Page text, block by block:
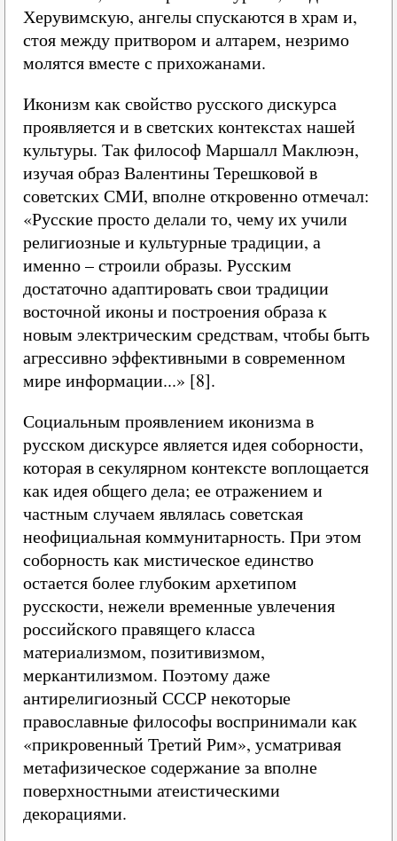
Херувимскую, ангелы спускаются в храм и,
стоя между притвором и алтарем, незримо
молятся вместе с прихожанами.
Иконизм как свойство русского дискурса
проявляется и в светских контекстах нашей
культуры. Так философ Маршалл Маклюэн,
изучая образ Валентины Терешковой в
советских СМИ, вполне откровенно отмечал:
«Русские просто делали то, чему их учили
религиозные и культурные традиции, а
именно – строили образы. Русским
достаточно адаптировать свои традиции
восточной иконы и построения образа к
новым электрическим средствам, чтобы быть
агрессивно эффективными в современном
мире информации...» [8].
Социальным проявлением иконизма в
русском дискурсе является идея соборности,
которая в секулярном контексте воплощается
как идея общего дела; ее отражением и
частным случаем являлась советская
неофициальная коммунитарность. При этом
соборность как мистическое единство
остается более глубоким архетипом
русскости, нежели временные увлечения
российского правящего класса
материализмом, позитивизмом,
меркантилизмом. Поэтому даже
антирелигиозный СССР некоторые
православные философы воспринимали как
«прикровенный Третий Рим», усматривая
метафизическое содержание за вполне
поверхностными атеистическими
декорациями.